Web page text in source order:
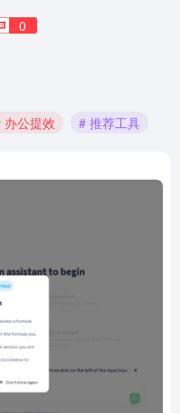
0
办公提效 # 推荐工具